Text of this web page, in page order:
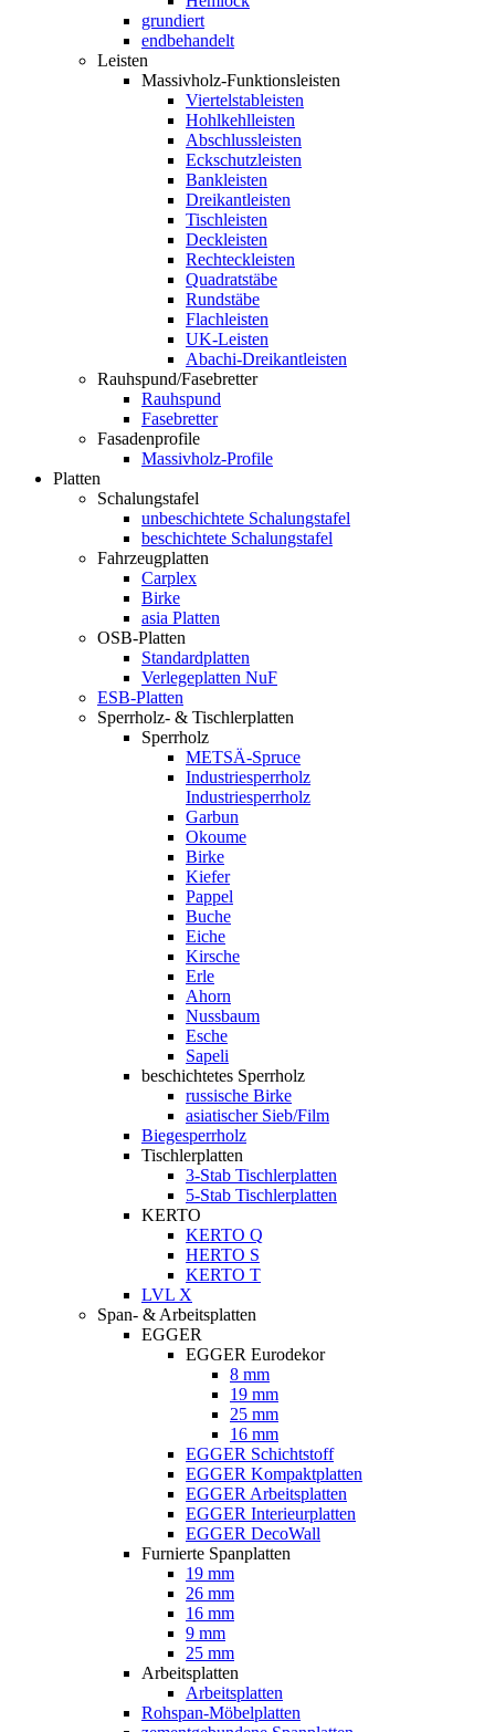
grundiert
endbehandelt
Leisten
Massivholz-Funktionsleisten
Viertelstableisten
Hohlkehlleisten
Abschlussleisten
Eckschutzleisten
Bankleisten
Dreikantleisten
Tischleisten
Deckleisten
Rechteckleisten
Quadratstäbe
Rundstäbe
Flachleisten
UK-Leisten
Abachi-Dreikantleisten
Rauhspund/Fasebretter
Rauhspund
Fasebretter
Fasadenprofile
Massivholz-Profile
Platten
Schalungstafel
unbeschichtete Schalungstafel
beschichtete Schalungstafel
Fahrzeugplatten
Carplex
Birke
asia Platten
OSB-Platten
Standardplatten
Verlegeplatten NuF
ESB-Platten
Sperrholz- & Tischlerplatten
Sperrholz
METSÄ-Spruce
Industriesperrholz
Industriesperrholz
Garbun
Okoume
Birke
Kiefer
Pappel
Buche
Eiche
Kirsche
Erle
Ahorn
Nussbaum
Esche
Sapeli
beschichtetes Sperrholz
russische Birke
asiatischer Sieb/Film
Biegesperrholz
Tischlerplatten
3-Stab Tischlerplatten
5-Stab Tischlerplatten
KERTO
KERTO Q
HERTO S
KERTO T
LVL X
Span- & Arbeitsplatten
EGGER
EGGER Eurodekor
8 mm
19 mm
25 mm
16 mm
EGGER Schichtstoff
EGGER Kompaktplatten
EGGER Arbeitsplatten
EGGER Interieurplatten
EGGER DecoWall
Furnierte Spanplatten
19 mm
26 mm
16 mm
9 mm
25 mm
Arbeitsplatten
Arbeitsplatten
Rohspan-Möbelplatten